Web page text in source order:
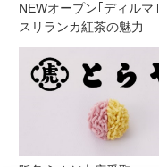
NEWオープン｢ディルマ｣
スリランカ紅茶の魅力